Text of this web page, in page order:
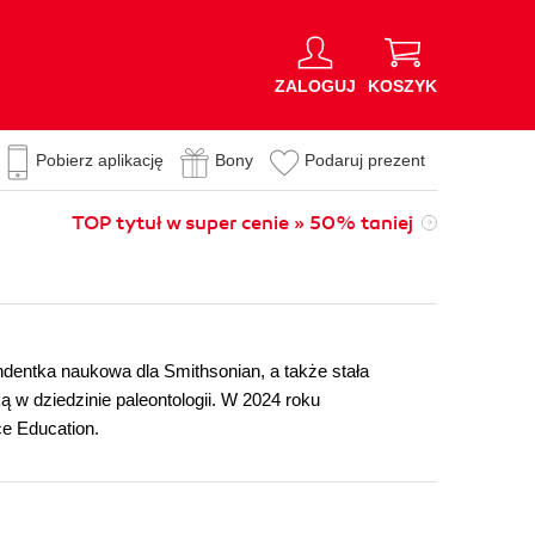
ZALOGUJ KOSZYK
Pobierz aplikację Bony Podaruj prezent
TOP tytuł w super cenie » 50% taniej
naukowa dla Smithsonian, a także stała
w dziedzinie paleontologii. W 2024 roku
Education.